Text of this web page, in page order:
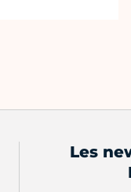
Les